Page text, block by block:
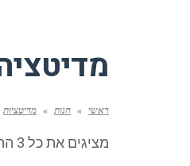
ראשי » חנות » מדיטציות
מציגים את כל ⁦3⁩ התוצאות